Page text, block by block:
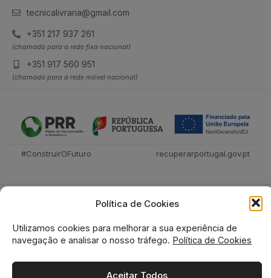
Política de Cookies
Utilizamos cookies para melhorar a sua experiência de
navegação e analisar o nosso tráfego. Política de Cookies
Aceitar Todos
tecnicalivraria@gmail.com
+351 217 937 261
(chamada para a rede fixa nacional)
+351 917 560 951
(chamada para a rede móvel nacional)
#ConstruirOFuturo recuperarportugal.gov.pt